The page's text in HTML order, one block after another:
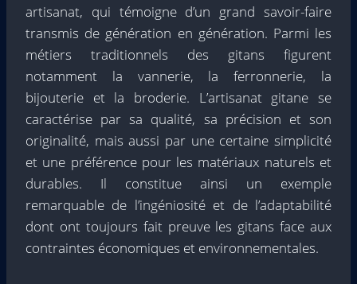
artisanat, qui témoigne d’un grand savoir-faire
transmis de génération en génération. Parmi les
métiers traditionnels des gitans figurent
notamment la vannerie, la ferronnerie, la
bijouterie et la broderie. L’artisanat gitane se
caractérise par sa qualité, sa précision et son
originalité, mais aussi par une certaine simplicité
et une préférence pour les matériaux naturels et
durables. Il constitue ainsi un exemple
remarquable de l’ingéniosité et de l’adaptabilité
dont ont toujours fait preuve les gitans face aux
contraintes économiques et environnementales.